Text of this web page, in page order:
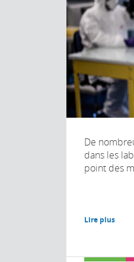
De
dans les
point des
Lire plus